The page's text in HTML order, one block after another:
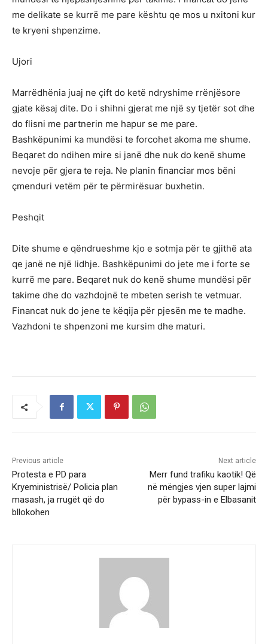
me delikate se kurrë me pare kështu qe mos u nxitoni kur
te kryeni shpenzime.
Ujori
Marrëdhënia juaj ne çift do ketë ndryshime rrënjësore
gjate kësaj dite. Do i shihni gjerat me një sy tjetër sot dhe
do flisni me partnerin me hapur se me pare.
Bashkëpunimi ka mundësi te forcohet akoma me shume.
Beqaret do ndihen mire si janë dhe nuk do kenë shume
nevoje për gjera te reja. Ne planin financiar mos bëni
çmenduri vetëm për te përmirësuar buxhetin.
Peshqit
Dite shume e qëndrueshme kjo e sotmja për te gjithë ata
qe janë ne një lidhje. Bashkëpunimi do jete me i forte se
kurrë me pare. Beqaret nuk do kenë shume mundësi për
takime dhe do vazhdojnë te mbeten serish te vetmuar.
Financat nuk do jene te këqija për pjesën me te madhe.
Vazhdoni te shpenzoni me kursim dhe maturi.
Previous article
Protesta e PD para
Kryeministrisë/ Policia plan
masash, ja rrugët që do
bllokohen
Next article
Merr fund trafiku kaotik! Që
në mëngjes vjen super lajmi
për bypass-in e Elbasanit